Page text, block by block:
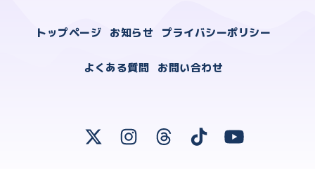
トップページ お知らせ プライバシーポリシー
よくある質問 お問い合わせ